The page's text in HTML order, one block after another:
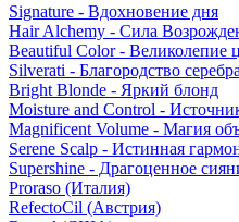
Signature - Вдохновение дня
Hair Alchemy - Сила
Beautiful Color - Великолепие
Silverati - Благородство серебра
Bright Blonde - Яркий блонд
Moisture and Control -
Magnificent Volume - Магия
Serene Scalp - Истинная
Supershine - Драгоценное
Proraso (Италия)
RefectoCil (Австрия)